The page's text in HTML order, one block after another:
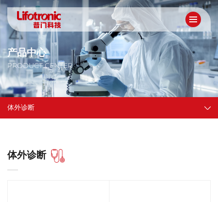
产品中心
PRODUCT CENTER
体外诊断
体外诊断